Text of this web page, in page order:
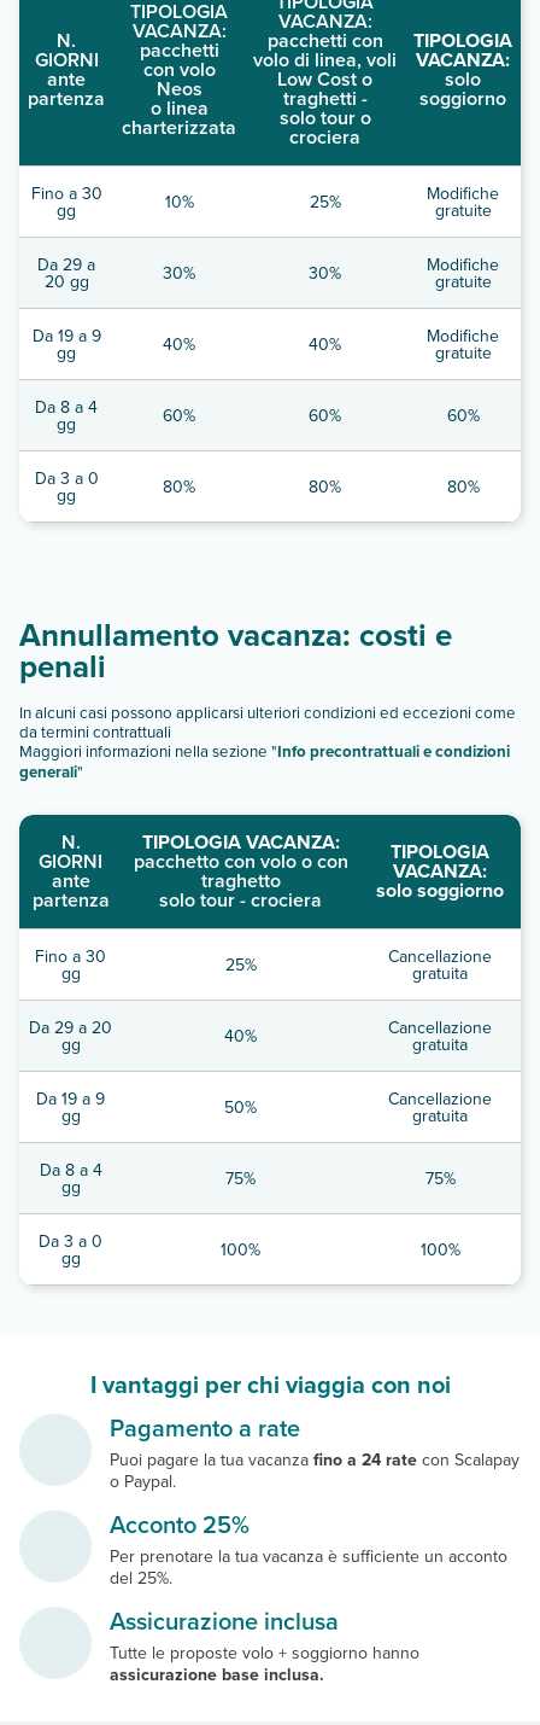
N.
GIORNI
ante
partenza
TIPOLOGIA
VACANZA:
pacchetti
con volo
Neos
o linea
charterizzata
VACANZA:
pacchetti con
volo di linea, voli
Low Cost o
traghetti -
solo tour o
crociera
TIPOLOGIA
VACANZA:
solo
soggiorno
Fino a 30
gg 10% 25% Modifiche
gratuite
Da 29 a
20 gg 30% 30% Modifiche
gratuite
Da 19 a 9
gg 40% 40% Modifiche
gratuite
Da 8 a 4
gg 60% 60% 60%
Da 3 a 0
gg 80% 80% 80%
Annullamento vacanza: costi e
penali
In alcuni casi possono applicarsi ulteriori condizioni ed eccezioni come
da termini contrattuali
Maggiori informazioni nella sezione "Info precontrattuali e condizioni
generali"
N.
GIORNI
ante
partenza
TIPOLOGIA VACANZA:
pacchetto con volo o con
traghetto
solo tour - crociera
TIPOLOGIA
VACANZA:
solo soggiorno
Fino a 30
gg 25% Cancellazione
gratuita
Da 29 a 20
gg 40% Cancellazione
gratuita
Da 19 a 9
gg 50% Cancellazione
gratuita
Da 8 a 4
gg 75% 75%
Da 3 a 0
gg 100% 100%
I vantaggi per chi viaggia con noi
Pagamento a rate
Puoi pagare la tua vacanza fino a 24 rate con Scalapay
o Paypal.
Acconto 25%
Per prenotare la tua vacanza è sufficiente un acconto
del 25%.
Assicurazione inclusa
Tutte le proposte volo + soggiorno hanno
assicurazione base inclusa.